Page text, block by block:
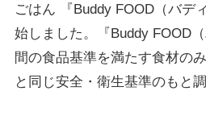
ごはん 『Buddy FOOD（バデ
始しました。『Buddy FOOD
間の食品基準を満たす食材の
と同じ安全・衛生基準のもと